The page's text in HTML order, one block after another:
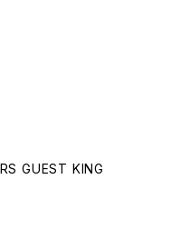
GUEST KING